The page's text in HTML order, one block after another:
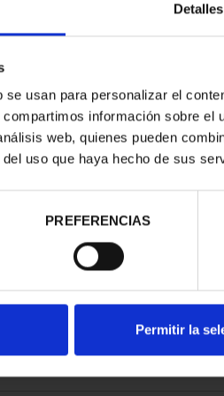
Detalles
usan para personalizar el
información sobre el
web, quienes pueden
uso que haya hecho de sus
PREFERENCIAS
Permitir la
-